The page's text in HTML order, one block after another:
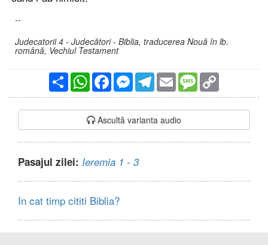
--
Judecatorii 4 - Judecători - Biblia, traducerea Nouă în lb.
română, Vechiul Testament
PartajareWhatsAppFacebookMessengerTelegram
Email Message
Ascultă varianta audio
Pasajul zilei: Ieremia 1 - 3
In cat timp cititi Biblia?